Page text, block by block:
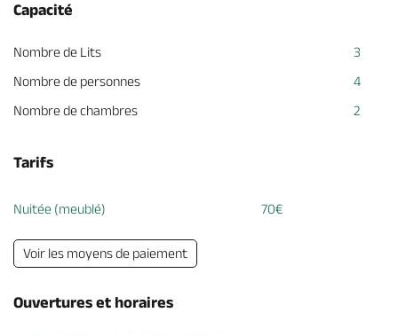
Capacité
Nombre de Lits
3
Nombre de personnes
4
Nombre de chambres
2
Tarifs
Nuitée (meublé) 70€
Voir les moyens de paiement
Ouvertures et horaires